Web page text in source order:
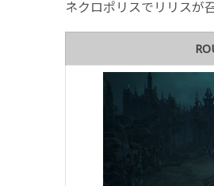
ネクロポリスでリリスが